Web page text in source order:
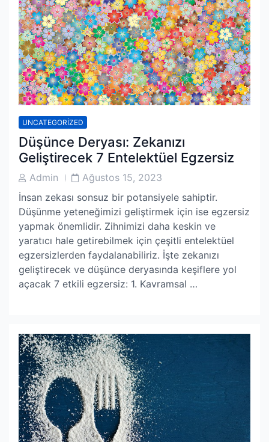
UNCATEGORIZED
Düşünce Deryası: Zekanızı
Geliştirecek 7 Entelektüel Egzersiz
PostAdmin
PostAğustos 15, 2023
İnsan zekası sonsuz bir potansiyele sahiptir.
Düşünme yeteneğimizi geliştirmek için ise egzersiz
yapmak önemlidir. Zihnimizi daha keskin ve
yaratıcı hale getirebilmek için çeşitli entelektüel
egzersizlerden faydalanabiliriz. İşte zekanızı
geliştirecek ve düşünce deryasında keşiflere yol
açacak 7 etkili egzersiz: 1. Kavramsal …